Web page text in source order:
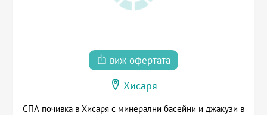
виж офертата
Хисаря
СПА почивка в Хисаря с минерални басейни и джакузи в